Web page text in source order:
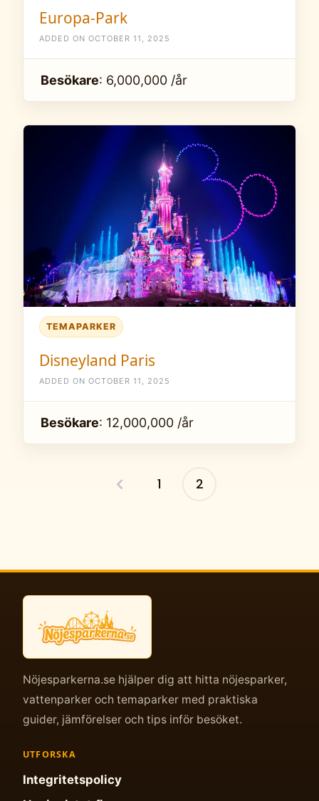
Europa-Park
ADDED ON OCTOBER 11, 2025
Besökare: 6,000,000 /år
TEMAPARKER
Disneyland Paris
ADDED ON OCTOBER 11, 2025
Besökare: 12,000,000 /år
Posts
1 2
Nöjesparkerna.se hjälper dig att hitta nöjesparker,
vattenparker och temaparker med praktiska
guider, jämförelser och tips inför besöket.
UTFORSKA
Integritetspolicy